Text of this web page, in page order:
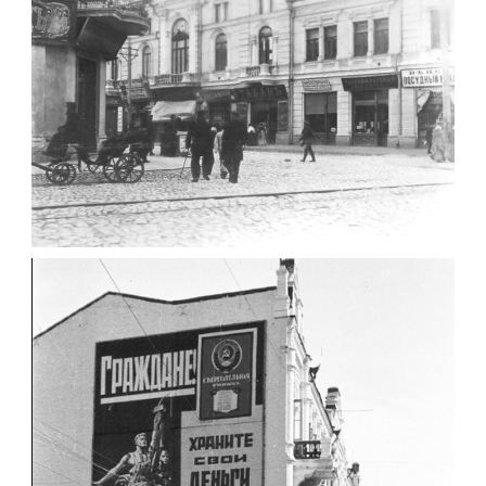
Leave a comment
ЖИТОМИР МИХАЙЛІВСЬКА 1903 РОКУ
Фото Житомира період
до 1917 року
Leave a comment